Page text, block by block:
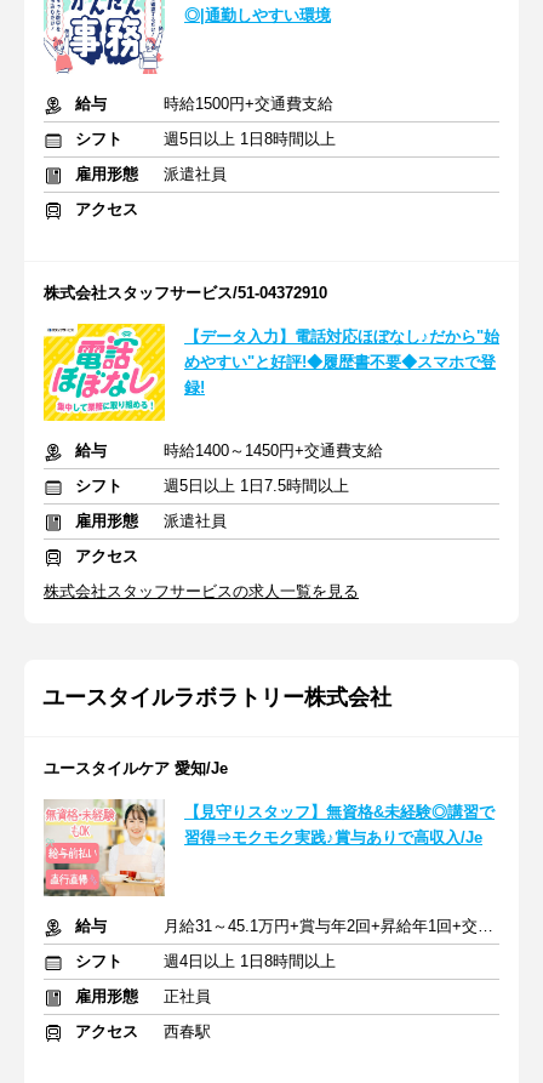
◎|通勤しやすい環境
給与
時給1500円+交通費支給
シフト
週5日以上 1日8時間以上
雇用形態
派遣社員
アクセス
株式会社スタッフサービス/51-04372910
【データ入力】電話対応ほぼなし♪だから"始
めやすい"と好評!◆履歴書不要◆スマホで登
録!
給与
時給1400～1450円+交通費支給
シフト
週5日以上 1日7.5時間以上
雇用形態
派遣社員
アクセス
株式会社スタッフサービスの求人一覧を見る
ユースタイルラボラトリー株式会社
ユースタイルケア 愛知/Je
【見守りスタッフ】無資格&未経験◎講習で
習得⇒モクモク実践♪賞与ありで高収入/Je
給与
月給31～45.1万円+賞与年2回+昇給年1回+交通費全額
シフト
週4日以上 1日8時間以上
雇用形態
正社員
アクセス
西春駅